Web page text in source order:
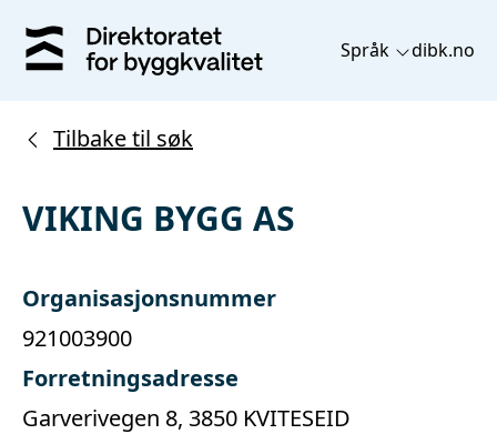
Språk dibk.no
Tilbake til søk
VIKING BYGG AS
Organisasjonsnummer
921003900
Forretningsadresse
Garverivegen 8, 3850 KVITESEID